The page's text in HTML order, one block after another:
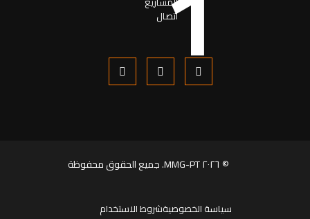
اتصال
© ٢٠٢٦ MMG-PT. جميع الحقوق محفوظة
سياسة الخصوصيةشروط الاستخدام